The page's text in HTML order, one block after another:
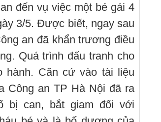
đến vụ việc một bé gái 4
3/5. Được biết, ngay sau
an đã khẩn trương điều
Quá trình đấu tranh cho
hành. Căn cứ vào tài liệu
Công an TP Hà Nội đã ra
bị can, bắt giam đối với